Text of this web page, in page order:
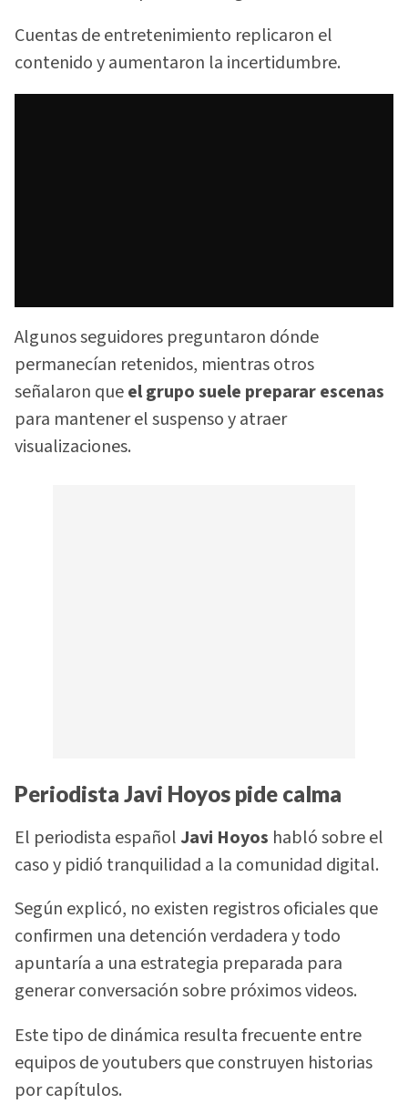
Cuentas de entretenimiento replicaron el
contenido y aumentaron la incertidumbre.
Algunos seguidores preguntaron dónde
permanecían retenidos, mientras otros
señalaron queel grupo suele preparar escenas
para mantener el suspenso y atraer
visualizaciones.
Periodista Javi Hoyos pide calma
El periodista españolJavi Hoyos habló sobre el
caso y pidió tranquilidad a la comunidad digital.
Según explicó, no existen registros oficiales que
confirmen una detención verdadera y todo
apuntaría a una estrategia preparada para
generar conversación sobre próximos videos.
Este tipo de dinámica resulta frecuente entre
equipos de youtubers que construyen historias
por capítulos.